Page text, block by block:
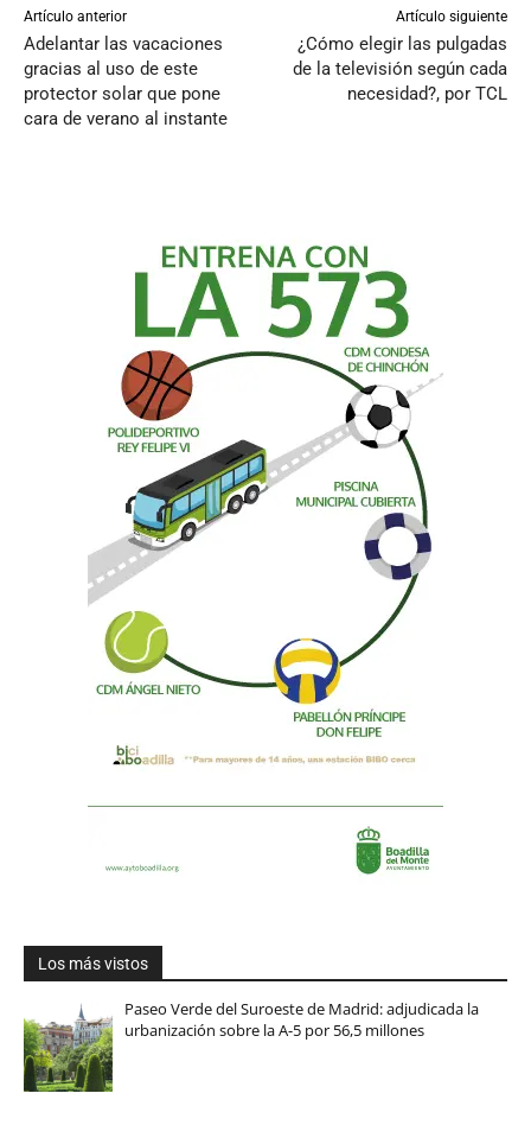
Artículo anterior
Adelantar las vacaciones
gracias al uso de este
protector solar que pone
cara de verano al instante
Artículo siguiente
¿Cómo elegir las pulgadas
de la televisión según cada
necesidad?, por TCL
Los más vistos
Paseo Verde del Suroeste de Madrid: adjudicada la
urbanización sobre la A-5 por 56,5 millones